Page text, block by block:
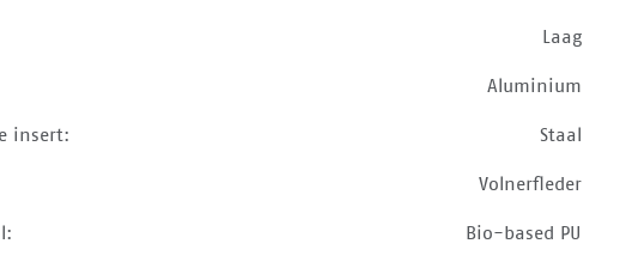
Laag
Aluminium
insert: Staal
Volnerfleder
Bio-based PU